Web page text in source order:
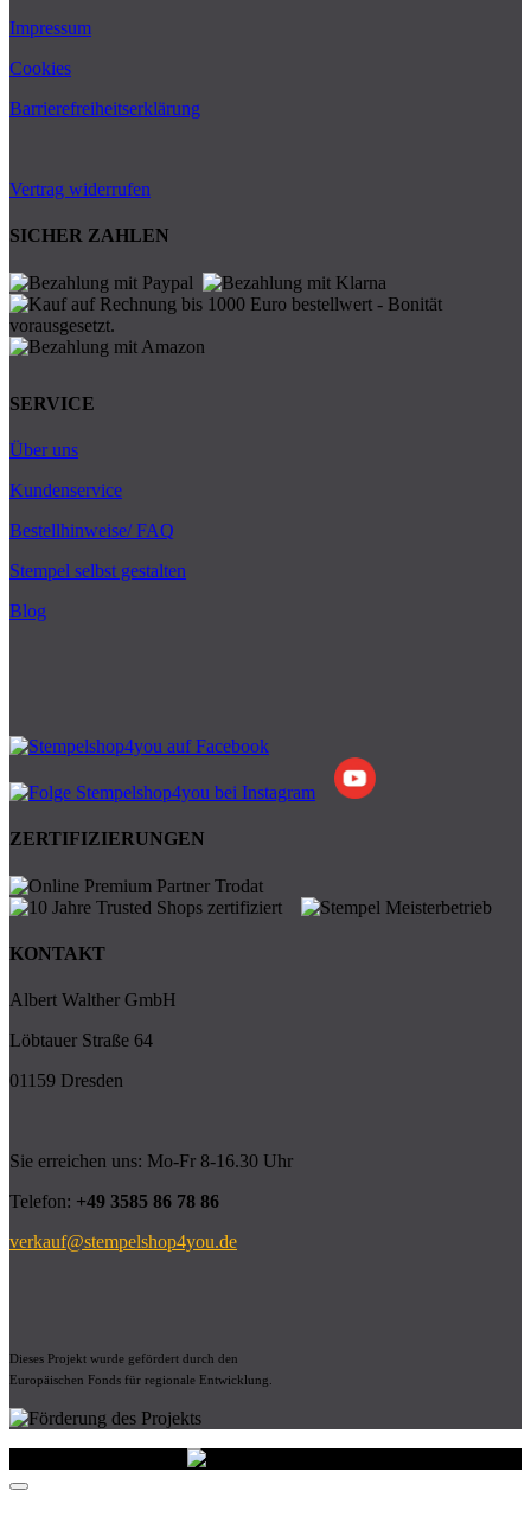
Impressum
Cookies
Barrierefreiheitserklärung
Vertrag widerrufen
SICHER ZAHLEN
SERVICE
Über uns
Kundenservice
Bestellhinweise/ FAQ
Stempel selbst gestalten
Blog
ZERTIFIZIERUNGEN
KONTAKT
Albert Walther GmbH
Löbtauer Straße 64
01159 Dresden
Sie erreichen uns: Mo-Fr 8-16.30 Uhr
Telefon: +49 3585 86 78 86
verkauf@stempelshop4you.de
Dieses Projekt wurde gefördert durch den
Europäischen Fonds für regionale Entwicklung.